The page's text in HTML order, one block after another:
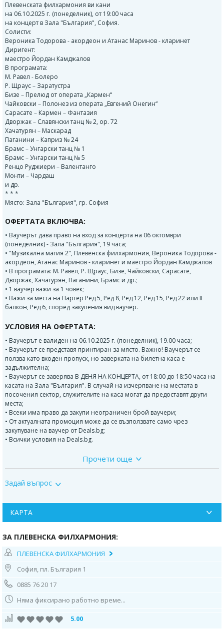
Плевенската филхармония ви кани
на 06.10.2025 г. (понеделник), от 19:00 часа
на концерт в Зала "България", София.
Солисти:
Вероника Тодорова - акордеон и Атанас Маринов - кларинет
Диригент:
маестро Йордан Камджалов
В програмата:
М. Равел - Болеро
Р. Щраус – Заратустра
Бизе – Прелюд от операта „Кармен“
Чайковски – Полонез из операта „Евгений Онегин“
Сарасате – Кармен – Фантазия
Дворжак – Славянски танц № 2, ор. 72
Хачатурян – Маскарад
Паганини – Каприз № 24
Брамс – Унгарски танц № 1
Брамс – Унгарски танц № 5
Ренцо Руджиери – Валентанго
Монти – Чардаш
и др.
* * *
Място: Зала "България", гр. София
ОФЕРТАТА ВКЛЮЧВА:
• Ваучерът дава право на вход за концерта на 06 октомври
(понеделник) - Зала "България", 19 часа;
• "Музикална магия 2", Плевенска филхармония, Вероника Тодорова -
акордеон, Атанас Маринов - кларинет и маестро Йордан Камджалов
• В програмата: М. Равел, Р. Щраус, Бизе, Чайковски, Сарасате,
Дворжак, Хачатурян, Паганини, Брамс и др.;
• 1 ваучер важи за 1 човек;
• Важи за места на Партер Ред 5, Ред 8, Ред 12, Ред 15, Ред 22 или II
балкон, Ред 6, според закупения вид ваучер.
УСЛОВИЯ НА ОФЕРТАТА:
• Ваучерът е валиден на 06.10.2025 г. (понеделник), 19.00 часа;
• Ваучерът се представя принтиран за място. Важно! Ваучерът се
ползва като входен пропуск, но заверката на билетна каса е
задължителна;
• Ваучерът се заверява В ДЕНЯ НА КОНЦЕРТА, от 18:00 до 18:50 часа на
касата на Зала "България". В случай на изчерпване на местата в
посочения сектор, служителите на каса могат да предоставят други
места;
• Всеки има право да закупи неограничен брой ваучери;
• От актуалната промоция може да се възползвате само чрез
закупуване на ваучер от Deals.bg;
• Всички условия на Deals.bg.
ВАЖНО!
на ваучер от Deals.bg. Неизползван в срок ваучер се счита за
невалиден и сумата по него не се възстановява!
Прочети още
Задай въпрос
КАРТА
ЗА ПЛЕВЕНСКА ФИЛХАРМОНИЯ:
ПЛЕВЕНСКА ФИЛХАРМОНИЯ
София, пл. България 1
0885 76 20 17
Няма фиксирано работно време...
5.00